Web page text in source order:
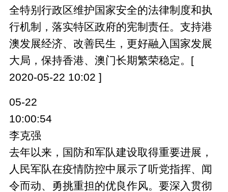
全特别行政区维护国家安全的法律制度和执
行机制，落实特区政府的宪制责任。支持港
澳发展经济、改善民生，更好融入国家发展
大局，保持香港、澳门长期繁荣稳定。[
2020-05-22 10:02 ]
05-22
10:00:54
李克强
去年以来，国防和军队建设取得重要进展，
人民军队在疫情防控中展示了听党指挥、闻
令而动、勇挑重担的优良作风。要深入贯彻